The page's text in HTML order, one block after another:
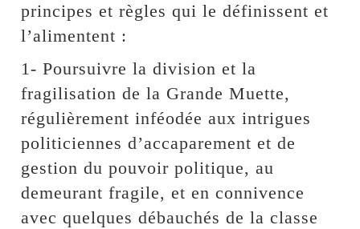
principes et règles qui le définissent et
l’alimentent :
1- Poursuivre la division et la
fragilisation de la Grande Muette,
régulièrement inféodée aux intrigues
politiciennes d’accaparement et de
gestion du pouvoir politique, au
demeurant fragile, et en connivence
avec quelques débauchés de la classe